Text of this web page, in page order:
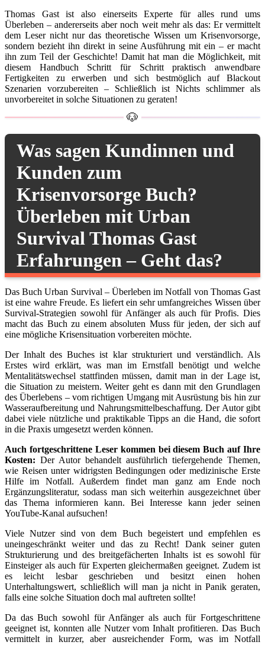
Thomas Gast ist also einerseits Experte für alles rund ums
Überleben – andererseits aber noch weit mehr als das: Er vermittelt
dem Leser nicht nur das theoretische Wissen um Krisenvorsorge,
sondern bezieht ihn direkt in seine Ausführung mit ein – er macht
ihn zum Teil der Geschichte! Damit hat man die Möglichkeit, mit
diesem Handbuch Schritt für Schritt praktisch anwendbare
Fertigkeiten zu erwerben und sich bestmöglich auf Blackout
Szenarien vorzubereiten – Schließlich ist Nichts schlimmer als
unvorbereitet in solche Situationen zu geraten!
Was sagen Kundinnen und
Kunden zum
Krisenvorsorge Buch?
Überleben mit Urban
Survival Thomas Gast
Erfahrungen – Geht das?
Das BuchUrban Survival – Überleben im Notfall von Thomas Gast
ist eine wahre Freude. Es liefert ein sehr umfangreiches Wissen über
Survival-Strategien sowohl für Anfänger als auch für Profis. Dies
macht das Buch zu einem absoluten Muss für jeden, der sich auf
eine mögliche Krisensituation vorbereiten möchte.
Der Inhalt des Buches ist klar strukturiert und verständlich. Als
Erstes wird erklärt, was man im Ernstfall benötigt und welche
Mentalitätswechsel stattfinden müssen, damit man in der Lage ist,
die Situation zu meistern. Weiter geht es dann mit den Grundlagen
des Überlebens – vom richtigen Umgang mit Ausrüstung bis hin zur
Wasseraufbereitung und Nahrungsmittelbeschaffung. Der Autor gibt
dabei viele nützliche und praktikable Tipps an die Hand, die sofort
in die Praxis umgesetzt werden können.
Auch fortgeschrittene Leser kommen bei diesem Buch auf Ihre
Kosten: Der Autor behandelt ausführlich tiefergehende Themen,
wie Reisen unter widrigsten Bedingungen oder medizinische Erste
Hilfe im Notfall. Außerdem findet man ganz am Ende noch
Ergänzungsliteratur, sodass man sich weiterhin ausgezeichnet über
das Thema informieren kann. Bei Interesse kann jeder seinen
YouTube-Kanal aufsuchen!
Viele Nutzer sind von dem Buch begeistert und empfehlen es
uneingeschränkt weiter und das zu Recht! Dank seiner guten
Strukturierung und des breitgefächerten Inhalts ist es sowohl für
Einsteiger als auch für Experten gleichermaßen geeignet. Zudem ist
es leicht lesbar geschrieben und besitzt einen hohen
Unterhaltungswert, schließlich will man ja nicht in Panik geraten,
falls eine solche Situation doch mal auftreten sollte!
Da das Buch sowohl für Anfänger als auch für Fortgeschrittene
geeignet ist, konnten alle Nutzer vom Inhalt profitieren. Das Buch
vermittelt in kurzer, aber ausreichender Form, was im Notfall